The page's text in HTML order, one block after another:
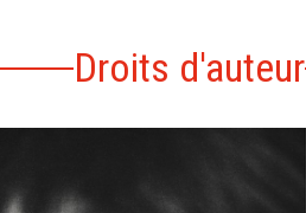
Droits d'auteur